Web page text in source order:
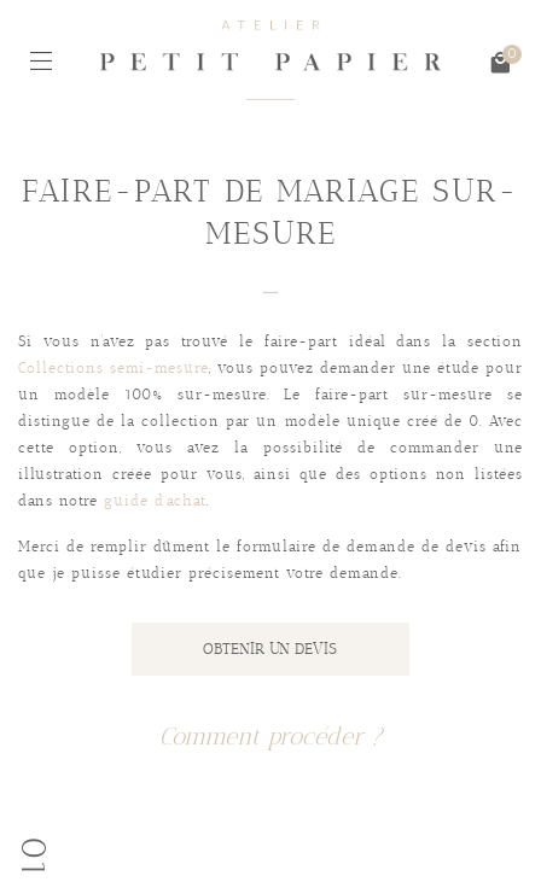
0
FAIRE-PART DE MARIAGE SUR-
MESURE
Si vous n’avez pas trouvé le faire-part idéal dans la section
Collections semi-mesure, vous pouvez demander une étude pour
un modèle 100% sur-mesure. Le faire-part sur-mesure se
distingue de la collection par un modèle unique créé de 0. Avec
cette option, vous avez la possibilité de commander une
illustration créée pour vous, ainsi que des options non listées
dans notre guide d’achat.
Merci de remplir dûment le formulaire de demande de devis afin
que je puisse étudier précisement votre demande.
OBTENIR UN DEVIS
Comment procéder ?
01